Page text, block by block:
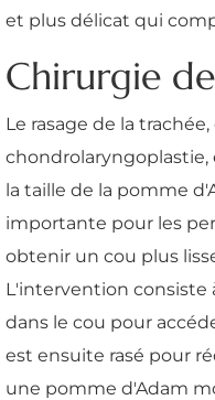
et plus délicat qui
Chirurgie
Le rasage de la
la taille de la pomme
importante pour les
obtenir un cou plus
L'intervention consiste
dans le cou pour
est ensuite rasé pour
une pomme d'Adam